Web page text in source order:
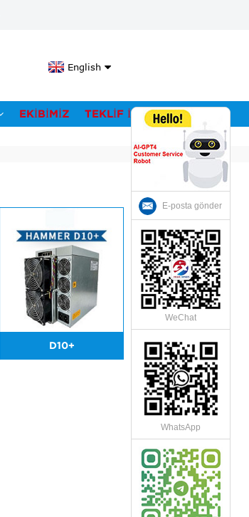
English
EKIBIMIZ TEKLIF İSTEYIN
D10+
E-posta gönder
WeChat
WhatsApp